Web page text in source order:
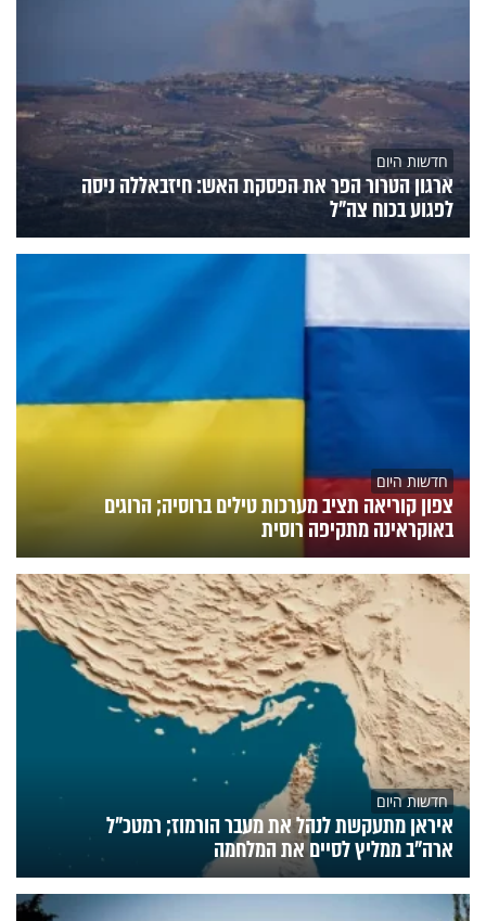
חדשות היום
ארגון הטרור הפר את הפסקת האש: חיזבאללה ניסה
לפגוע בכוח צה"ל
חדשות היום
צפון קוריאה תציב מערכות טילים ברוסיה; הרוגים
באוקראינה מתקיפה רוסית
חדשות היום
איראן מתעקשת לנהל את מעבר הורמוז; רמטכ"ל
ארה"ב ממליץ לסיים את המלחמה